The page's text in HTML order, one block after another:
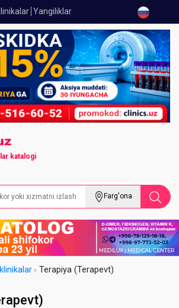
Yangiliklar
katalogi
Farg'ona
Terapiya (Terapevt)